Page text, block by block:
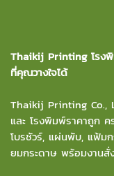
Thaikij Printing โรง
ที่คุณวางใจได้
Thaikij Printing Co.,
และ โรงพิมพ์ราคาถูก
โบรชัวร์, แผ่นพับ, แฟ้ม
ยมกระดาษ พร้อมงานสั่